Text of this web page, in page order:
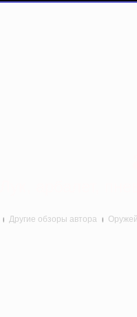
Другие обзоры автора